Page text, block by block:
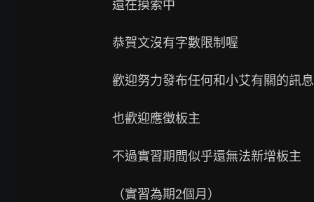
還在摸索中
恭賀文沒有字數限制喔
歡迎努力發布任何和小艾有關的訊
也歡迎應徵板主
不過實習期間似乎還無法新增板主
（實習為期2個月）